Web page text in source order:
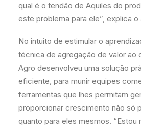
qual é o tendão de Aquiles do
este problema para ele”, explica o
No intuito de estimular o
técnica de agregação de valor ao
Agro desenvolveu uma solução
eficiente, para munir equipes
ferramentas que lhes permitam
proporcionar crescimento não só
quanto para eles mesmos. “Estou